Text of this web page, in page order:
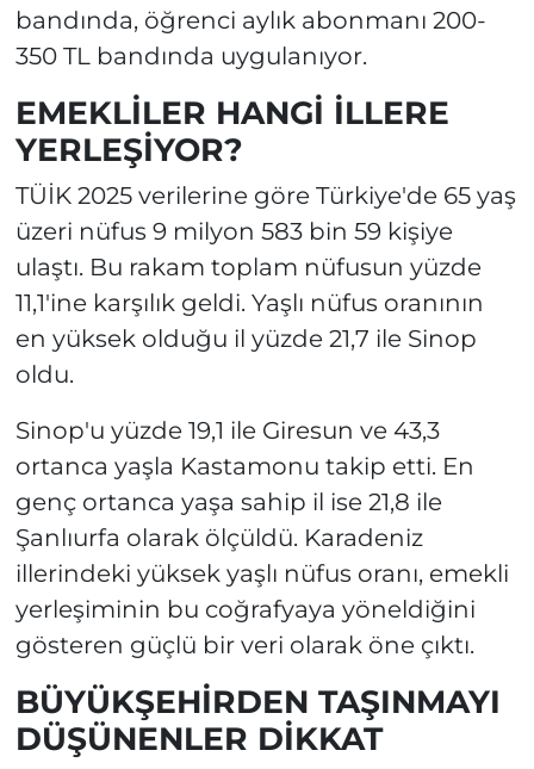
bandında, öğrenci aylık abonmanı 200-
350 TL bandında uygulanıyor.
EMEKLİLER HANGİ İLLERE
YERLEŞİYOR?
TÜİK 2025 verilerine göre Türkiye'de 65 yaş
üzeri nüfus 9 milyon 583 bin 59 kişiye
ulaştı. Bu rakam toplam nüfusun yüzde
11,1'ine karşılık geldi. Yaşlı nüfus oranının
en yüksek olduğu il yüzde 21,7 ile Sinop
oldu.
Sinop'u yüzde 19,1 ile Giresun ve 43,3
ortanca yaşla Kastamonu takip etti. En
genç ortanca yaşa sahip il ise 21,8 ile
Şanlıurfa olarak ölçüldü. Karadeniz
illerindeki yüksek yaşlı nüfus oranı, emekli
yerleşiminin bu coğrafyaya yöneldiğini
gösteren güçlü bir veri olarak öne çıktı.
BÜYÜKŞEHİRDEN TAŞINMAYI
DÜŞÜNENLER DİKKAT